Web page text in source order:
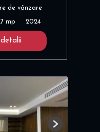
de vânzare
mp 2024
Next